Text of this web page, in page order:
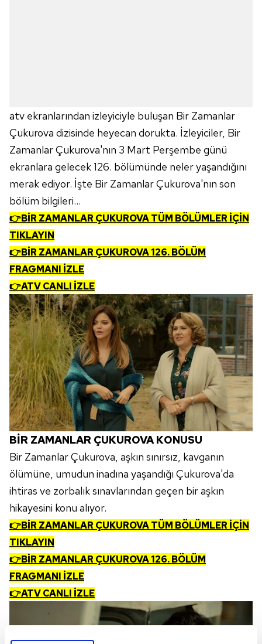
atv ekranlarından izleyiciyle buluşan Bir Zamanlar
Çukurova dizisinde heyecan dorukta. İzleyiciler, Bir
Zamanlar Çukurova'nın 3 Mart Perşembe günü
ekranlara gelecek 126. bölümünde neler yaşandığını
merak ediyor. İşte Bir Zamanlar Çukurova'nın son
bölüm bilgileri...
👉BİR ZAMANLAR ÇUKUROVA TÜM BÖLÜMLER İÇİN
TIKLAYIN
👉BİR ZAMANLAR ÇUKUROVA 126. BÖLÜM
FRAGMANI İZLE
👉ATV CANLI İZLE
BİR ZAMANLAR ÇUKUROVA KONUSU
Bir Zamanlar Çukurova, aşkın sınırsız, kavganın
ölümüne, umudun inadına yaşandığı Çukurova'da
ihtiras ve zorbalık sınavlarından geçen bir aşkın
hikayesini konu alıyor.
👉BİR ZAMANLAR ÇUKUROVA TÜM BÖLÜMLER İÇİN
TIKLAYIN
👉BİR ZAMANLAR ÇUKUROVA 126. BÖLÜM
FRAGMANI İZLE
👉ATV CANLI İZLE